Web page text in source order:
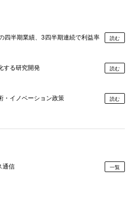
四半期業績、3四半期連続で利益率
読む
する研究開発 読む
・イノベーション政策 読む
通信 一覧